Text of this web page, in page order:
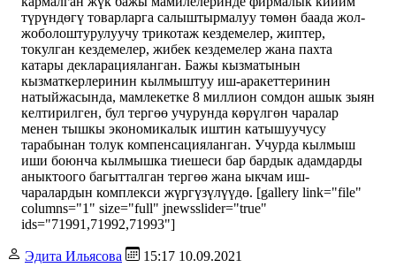
түрүндөгү товарларга салыштырмалуу төмөн баада жол-
жоболоштурулуучу трикотаж кездемелер, жиптер,
токулган кездемелер, жибек кездемелер жана пахта
катары декларацияланган. Бажы кызматынын
кызматкерлеринин кылмыштуу иш-аракеттеринин
натыйжасында, мамлекетке 8 миллион сомдон ашык зыян
келтирилген, бул тергөө учурунда көрүлгөн чаралар
менен тышкы экономикалык иштин катышуучусу
тарабынан толук компенсацияланган. Учурда кылмыш
иши боюнча кылмышка тиешеси бар бардык адамдарды
аныктоого багытталган тергөө жана ыкчам иш-
чаралардын комплекси жүргүзүлүүдө. [gallery link="file"
columns="1" size="full" jnewsslider="true"
ids="71991,71992,71993"]
Эдита Ильясова 15:17 10.09.2021